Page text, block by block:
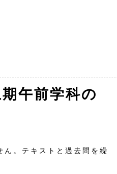
午前学科の
。テキストと過去問を繰